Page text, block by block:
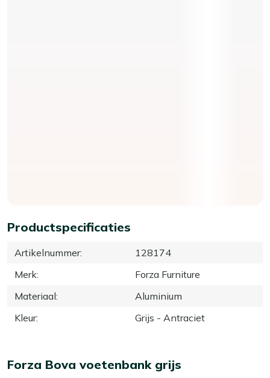
Productspecificaties
Artikelnummer:
128174
Merk:
Forza Furniture
Materiaal:
Aluminium
Kleur: Grijs - Antraciet
Forza Bova voetenbank grijs